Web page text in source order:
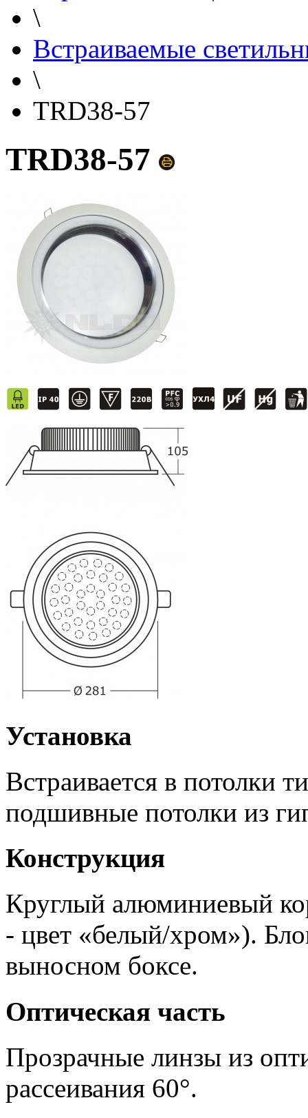
\
Встраиваемые
\
TRD38-57
TRD38-57
Установка
Встраивается в потолки
подшивные потолки из
Конструкция
Круглый алюминиевый
- цвет «белый/хром»).
выносном боксе.
Оптическая часть
Прозрачные линзы из
рассеивания 60°.